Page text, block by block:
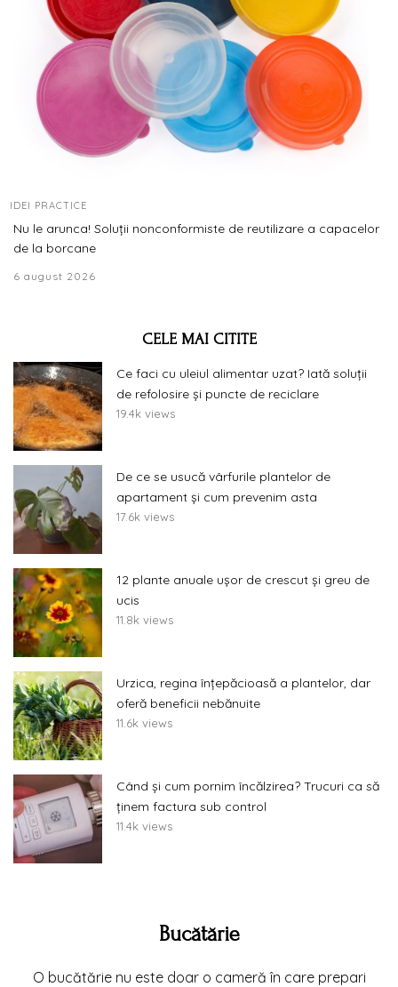
IDEI PRACTICE
Nu le arunca! Soluții nonconformiste de reutilizare a capacelor
de la borcane
6 august 2026
CELE MAI CITITE
Ce faci cu uleiul alimentar uzat? Iată soluții
de refolosire și puncte de reciclare
19.4k views
De ce se usucă vârfurile plantelor de
apartament și cum prevenim asta
17.6k views
12 plante anuale ușor de crescut și greu de
ucis
11.8k views
Urzica, regina înțepăcioasă a plantelor, dar
oferă beneficii nebănuite
11.6k views
Când și cum pornim încălzirea? Trucuri ca să
ținem factura sub control
11.4k views
Bucătărie
O bucătărie nu este doar o cameră în care prepari